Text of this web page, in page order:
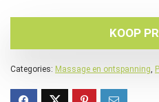
KOOP
Categories: Massage en ontspanning,